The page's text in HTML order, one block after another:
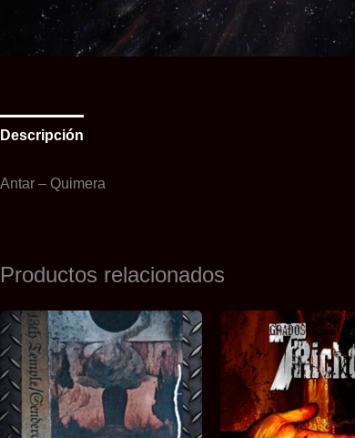
Descripción
Antar – Quimera
Productos relacionados